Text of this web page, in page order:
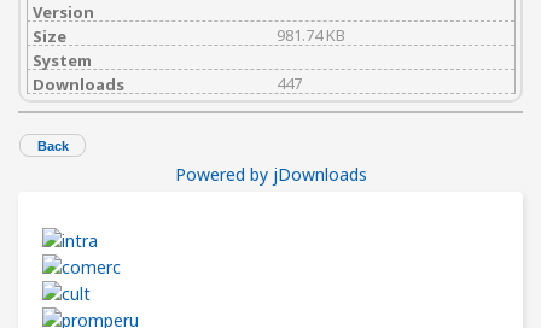
Version
Size
981.74 KB
System
Downloads
447
Back
Powered by jDownloads